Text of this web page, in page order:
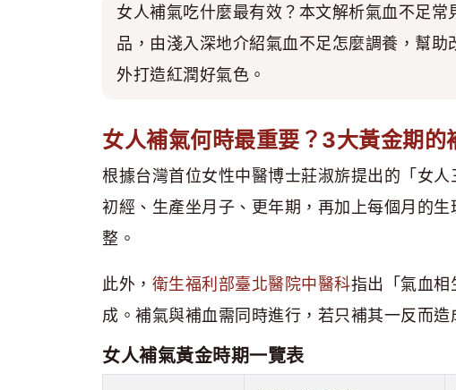
女人補氣吃什麼最有效？本文解析氣血不足
品，由淺入深地介紹氣血不足怎麼調養，幫
外打造紅潤好氣色。
女人補氣何時最重要？3大黃金期的
根據台灣首位女性中醫博士莊淑旂提出的「女
初經、生產坐月子、更年期，再加上每個月的
整。
此外， 衛生福利部臺北醫院中醫科指出「氣血相
成。補氣與補血需同時進行，若只補其一反而
女人補氣黃金時期一覽表